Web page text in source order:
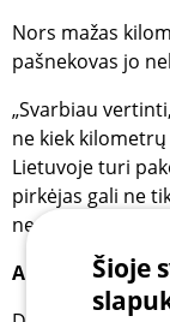
Nors mažas
pašnekovas jo
„Svarbiau
ne kiek
Lietuvoje turi
pirkėjas gali ne
nenumatytais
Ar brangesnis
Šioje